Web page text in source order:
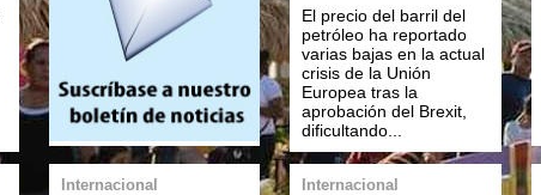
El precio del barril del
petróleo ha reportado
varias bajas en la actual
crisis de la Unión
Europea tras la
aprobación del Brexit,
dificultando...
Internacional Internacional